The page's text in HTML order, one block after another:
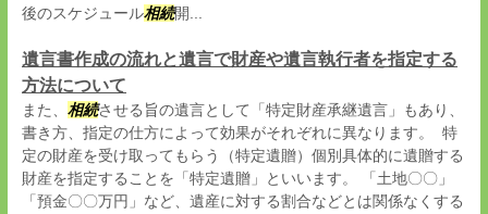
後のスケジュール相続開...
遺言書作成の流れと遺言で財産や遺言執行者を指定する
方法について
また、 相続させる旨の遺言として「特定財産承継遺言」もあり、
書き方、指定の仕方によって効果がそれぞれに異なります。 特
定の財産を受け取ってもらう（特定遺贈）個別具体的に遺贈する
財産を指定することを「特定遺贈」といいます。 「土地〇〇」
「預金〇〇万円」など、遺産に対する割合などとは関係なくする